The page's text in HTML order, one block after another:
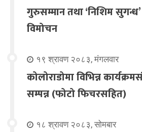
गुरुसम्मान तथा ‘निशिम
विमोचन
१९ श्रावण २०८३, मंगलवार
कोलोराडोमा विभिन्न
सम्पन्न (फोटो फिचरसहित)
१८ श्रावण २०८३, सोमबार